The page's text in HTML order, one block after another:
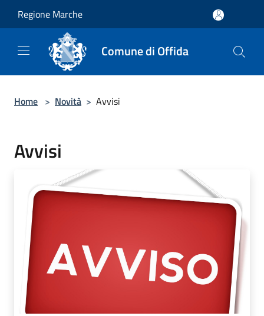
Regione Marche
Comune di Offida
Home > Novità > Avvisi
Avvisi